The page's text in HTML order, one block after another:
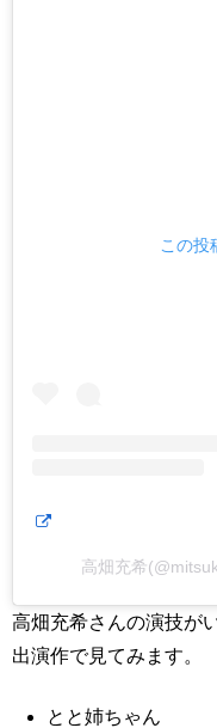
この投
高畑充希
高畑充希さんの演技が
出演作で見てみます。
とと姉ちゃん